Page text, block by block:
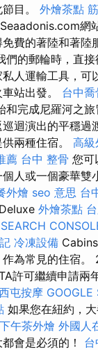
目。 外燴茶點
網
費的著陸和著陸
們的郵輪時，直
人運輸工具，可
站出發。 台中喬
和完成尼羅河之
迴演出的平穩過
兩種住宿。 高級
薦 台中 整骨 您可
人或一個豪華雙
外燴 seo 意思 台
Deluxe 外燴茶點
冷凍設備
為常見的住宿
許可繼續申請兩
屯按摩 GOOGLE
如果您在紐約，
下午茶外燴 外國人
會是必須的！